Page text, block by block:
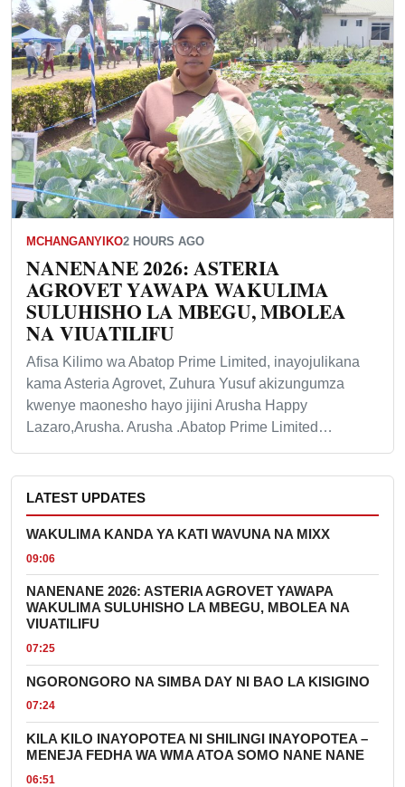
MCHANGANYIKO2 HOURS AGO
NANENANE 2026: ASTERIA
AGROVET YAWAPA WAKULIMA
SULUHISHO LA MBEGU, MBOLEA
NA VIUATILIFU
Afisa Kilimo wa Abatop Prime Limited, inayojulikana
kama Asteria Agrovet, Zuhura Yusuf akizungumza
kwenye maonesho hayo jijini Arusha Happy
Lazaro,Arusha. Arusha .Abatop Prime Limited…
LATEST UPDATES
WAKULIMA KANDA YA KATI WAVUNA NA MIXX
09:06
NANENANE 2026: ASTERIA AGROVET YAWAPA
WAKULIMA SULUHISHO LA MBEGU, MBOLEA NA
VIUATILIFU
07:25
NGORONGORO NA SIMBA DAY NI BAO LA KISIGINO
07:24
KILA KILO INAYOPOTEA NI SHILINGI INAYOPOTEA –
MENEJA FEDHA WA WMA ATOA SOMO NANE NANE
06:51